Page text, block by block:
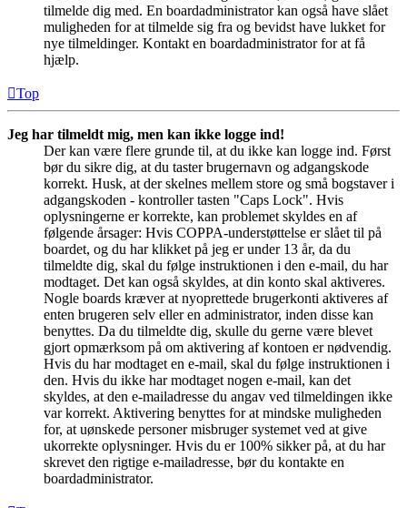
tilmelde dig med. En boardadministrator kan også have slået
muligheden for at tilmelde sig fra og bevidst have lukket for
nye tilmeldinger. Kontakt en boardadministrator for at få
hjælp.
Top
Jeg har tilmeldt mig, men kan ikke logge ind!
Der kan være flere grunde til, at du ikke kan logge ind. Først
bør du sikre dig, at du taster brugernavn og adgangskode
korrekt. Husk, at der skelnes mellem store og små bogstaver i
adgangskoden - kontroller tasten "Caps Lock". Hvis
oplysningerne er korrekte, kan problemet skyldes en af
følgende årsager: Hvis COPPA-understøttelse er slået til på
boardet, og du har klikket på jeg er under 13 år, da du
tilmeldte dig, skal du følge instruktionen i den e-mail, du har
modtaget. Det kan også skyldes, at din konto skal aktiveres.
Nogle boards kræver at nyoprettede brugerkonti aktiveres af
enten brugeren selv eller en administrator, inden disse kan
benyttes. Da du tilmeldte dig, skulle du gerne være blevet
gjort opmærksom på om aktivering af kontoen er nødvendig.
Hvis du har modtaget en e-mail, skal du følge instruktionen i
den. Hvis du ikke har modtaget nogen e-mail, kan det
skyldes, at den e-mailadresse du angav ved tilmeldingen ikke
var korrekt. Aktivering benyttes for at mindske muligheden
for, at uønskede personer misbruger systemet ved at give
ukorrekte oplysninger. Hvis du er 100% sikker på, at du har
skrevet den rigtige e-mailadresse, bør du kontakte en
boardadministrator.